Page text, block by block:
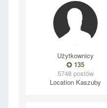
Użytkownicy
135
5748 postów
Location Kaszuby